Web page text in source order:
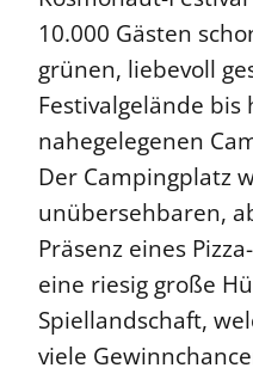
10.000 Gästen
grünen, liebevoll
Festivalgelände bis
nahegelegenen
Der Campingplatz
unübersehbaren,
Präsenz eines
eine riesig große
Spiellandschaft,
viele